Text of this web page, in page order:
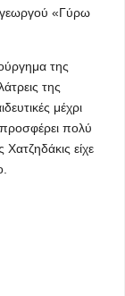
γεωργού «Γύρω
της
της
μέχρι
πολύ
είχε